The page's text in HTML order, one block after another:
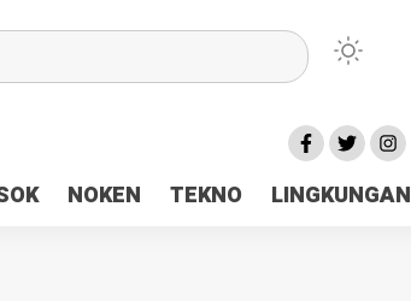
NOKEN TEKNO LINGKUNGAN
Pemilu Ceria Tanah Papua
Kas Daerah Rp23 Miliar Disorot